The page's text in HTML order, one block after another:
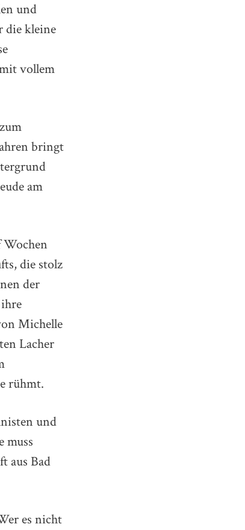
und
die kleine
vollem
bringt
am
Wochen
die stolz
der
Michelle
Lacher
rühmt.
und
muss
aus Bad
es nicht